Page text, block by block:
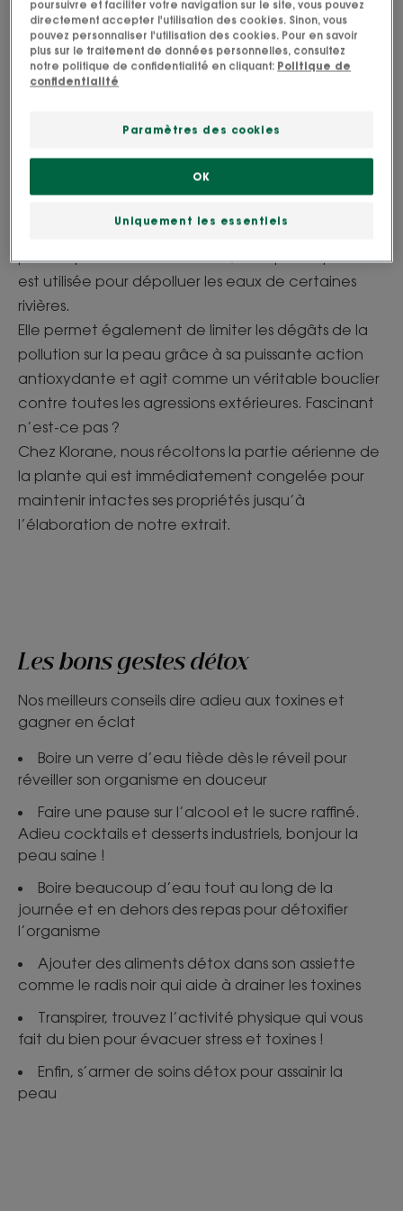
L’action dépolluante de la
menthe aquatique
excellence ! Elle détient des vertus incroyables
pour capter les métaux lourds, à tel point qu’elle
est utilisée pour dépolluer les eaux de certaines
rivières.
Elle permet également de limiter les dégâts de la
pollution sur la peau grâce à sa puissante action
antioxydante et agit comme un véritable bouclier
contre toutes les agressions extérieures. Fascinant
n’est-ce pas ?
Chez Klorane, nous récoltons la partie aérienne de
la plante qui est immédiatement congelée pour
maintenir intactes ses propriétés jusqu’à
l’élaboration de notre extrait.
Les bons gestes détox
Nos meilleurs conseils dire adieu aux toxines et
gagner en éclat
Boire un verre d’eau tiède dès le réveil pour
réveiller son organisme en douceur
Faire une pause sur l’alcool et le sucre raffiné.
Adieu cocktails et desserts industriels, bonjour la
peau saine !
Boire beaucoup d’eau tout au long de la
journée et en dehors des repas pour détoxifier
l’organisme
Ajouter des aliments détox dans son assiette
comme le radis noir qui aide à drainer les toxines
Transpirer, trouvez l’activité physique qui vous
fait du bien pour évacuer stress et toxines !
Enfin, s’armer de soins détox pour assainir la
peau
poursuivre et faciliter votre navigation sur le site, vous pouvez
directement accepter l'utilisation des cookies. Sinon, vous
pouvez personnaliser l'utilisation des cookies. Pour en savoir
plus sur le traitement de données personnelles, consultez
notre politique de confidentialité en cliquant: Politique de
confidentialité
Paramètres des cookies
Uniquement les essentiels
OK